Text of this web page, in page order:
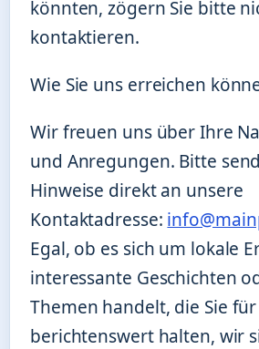
könnten, zögern Sie bitte
kontaktieren.
Wie Sie uns erreichen
Wir freuen uns über Ihre
und Anregungen. Bitte
Hinweise direkt an unsere
Kontaktadresse:
Egal, ob es sich um lokale
interessante Geschichten
Themen handelt, die Sie für
berichtenswert halten, wir